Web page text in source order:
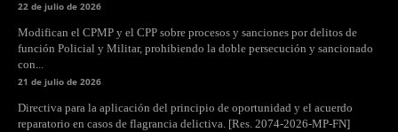
22 de julio de 2026
Modifican el CPMP y el CPP sobre procesos y sanciones por delitos de
función Policial y Militar, prohibiendo la doble persecución y sancionado
con...
21 de julio de 2026
Directiva para la aplicación del principio de oportunidad y el acuerdo
reparatorio en casos de flagrancia delictiva. [Res. 2074-2026-MP-FN]